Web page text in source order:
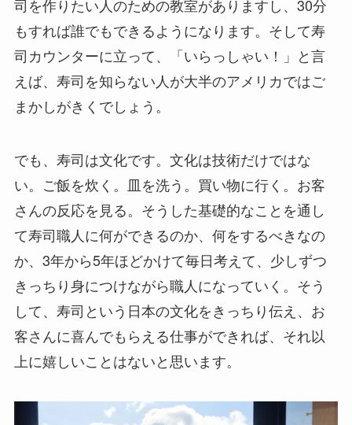
司を作りたい人のための教室がありますし、30分
もすれば誰でもできるようになります。そして寿
司カウンターに立って、「いらっしゃい！」と言
えば、寿司を知らない人が大半のアメリカではご
まかしがきくでしょう。
でも、寿司は文化です。文化は技術だけではな
い。ご飯を炊く。皿を洗う。買い物に行く。お客
さんの反応を見る。そうした基礎的なことを通し
て寿司職人に何ができるのか、何をするべきなの
か、3年から5年ほどかけて毎日考えて、少しずつ
きっちり身につけながら職人になっていく。そう
して、寿司という日本の文化をきっちり伝え、お
客さんに喜んでもらえる仕事ができれば、それ以
上に嬉しいことはないと思います。